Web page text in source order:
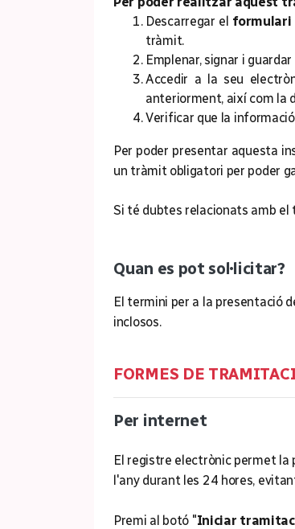
Descarregar el formulari
tràmit.
Emplenar, signar i
Accedir a la seu
anteriorment, així com la
Verificar que la
Per poder presentar aquesta
un tràmit obligatori per poder
Si té dubtes relacionats amb
Quan es pot sol·licitar?
El termini per a la presentació
inclosos.
FORMES DE
Per internet
El registre electrònic permet la
l'any durant les 24 hores,
Premi al botó "Iniciar